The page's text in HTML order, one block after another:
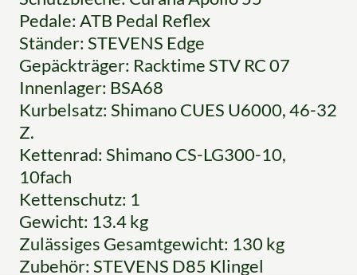
Pedale: ATB Pedal Reflex
Ständer: STEVENS Edge
Gepäckträger: Racktime STV RC 07
Innenlager: BSA68
Kurbelsatz: Shimano CUES U6000, 46-32
Z.
Kettenrad: Shimano CS-LG300-10,
10fach
Kettenschutz: 1
Gewicht: 13.4 kg
Zulässiges Gesamtgewicht: 130 kg
Zubehör: STEVENS D85 Klingel